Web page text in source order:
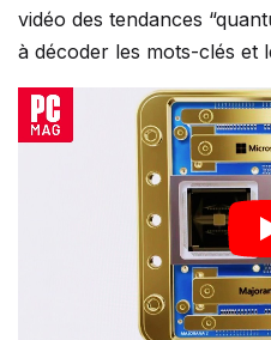
vidéo des tendances
à décoder les mots-clés et